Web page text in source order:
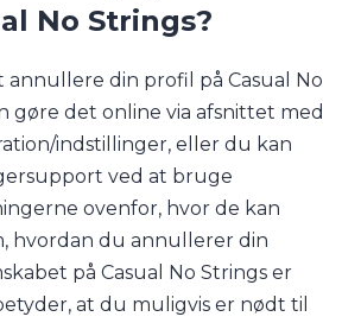
No Strings?
annullere din profil på Casual No
gøre det online via afsnittet med
indstillinger, eller du kan
ved at bruge
ovenfor, hvor de kan
hvordan du annullerer din
på Casual No Strings er
at du muligvis er nødt til